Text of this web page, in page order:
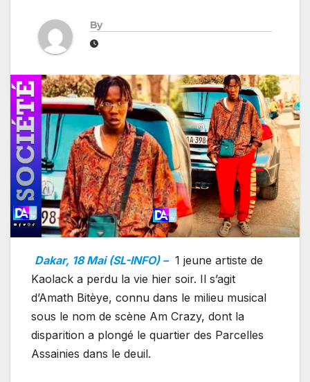
By
Dakar, 18 Mai (SL-INFO) – 1 jeune artiste de
Kaolack a perdu la vie hier soir. Il s’agit
d’Amath Bitèye, connu dans le milieu musical
sous le nom de scène Am Crazy, dont la
disparition a plongé le quartier des Parcelles
Assainies dans le deuil.